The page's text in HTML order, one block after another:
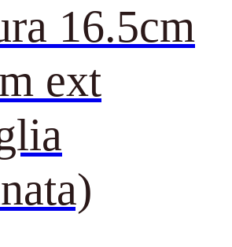
16.5cm
ext